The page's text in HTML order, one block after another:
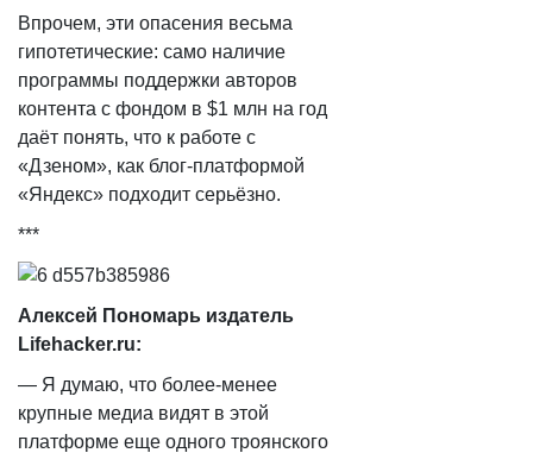
Впрочем, эти опасения весьма
гипотетические: само наличие
программы поддержки авторов
контента с фондом в $1 млн на год
даёт понять, что к работе с
«Дзеном», как блог-платформой
«Яндекс» подходит серьёзно.
***
Алексей Пономарь издатель
Lifehacker.ru:
— ​Я думаю, что более-менее
крупные медиа видят в этой
платформе еще одного троянского